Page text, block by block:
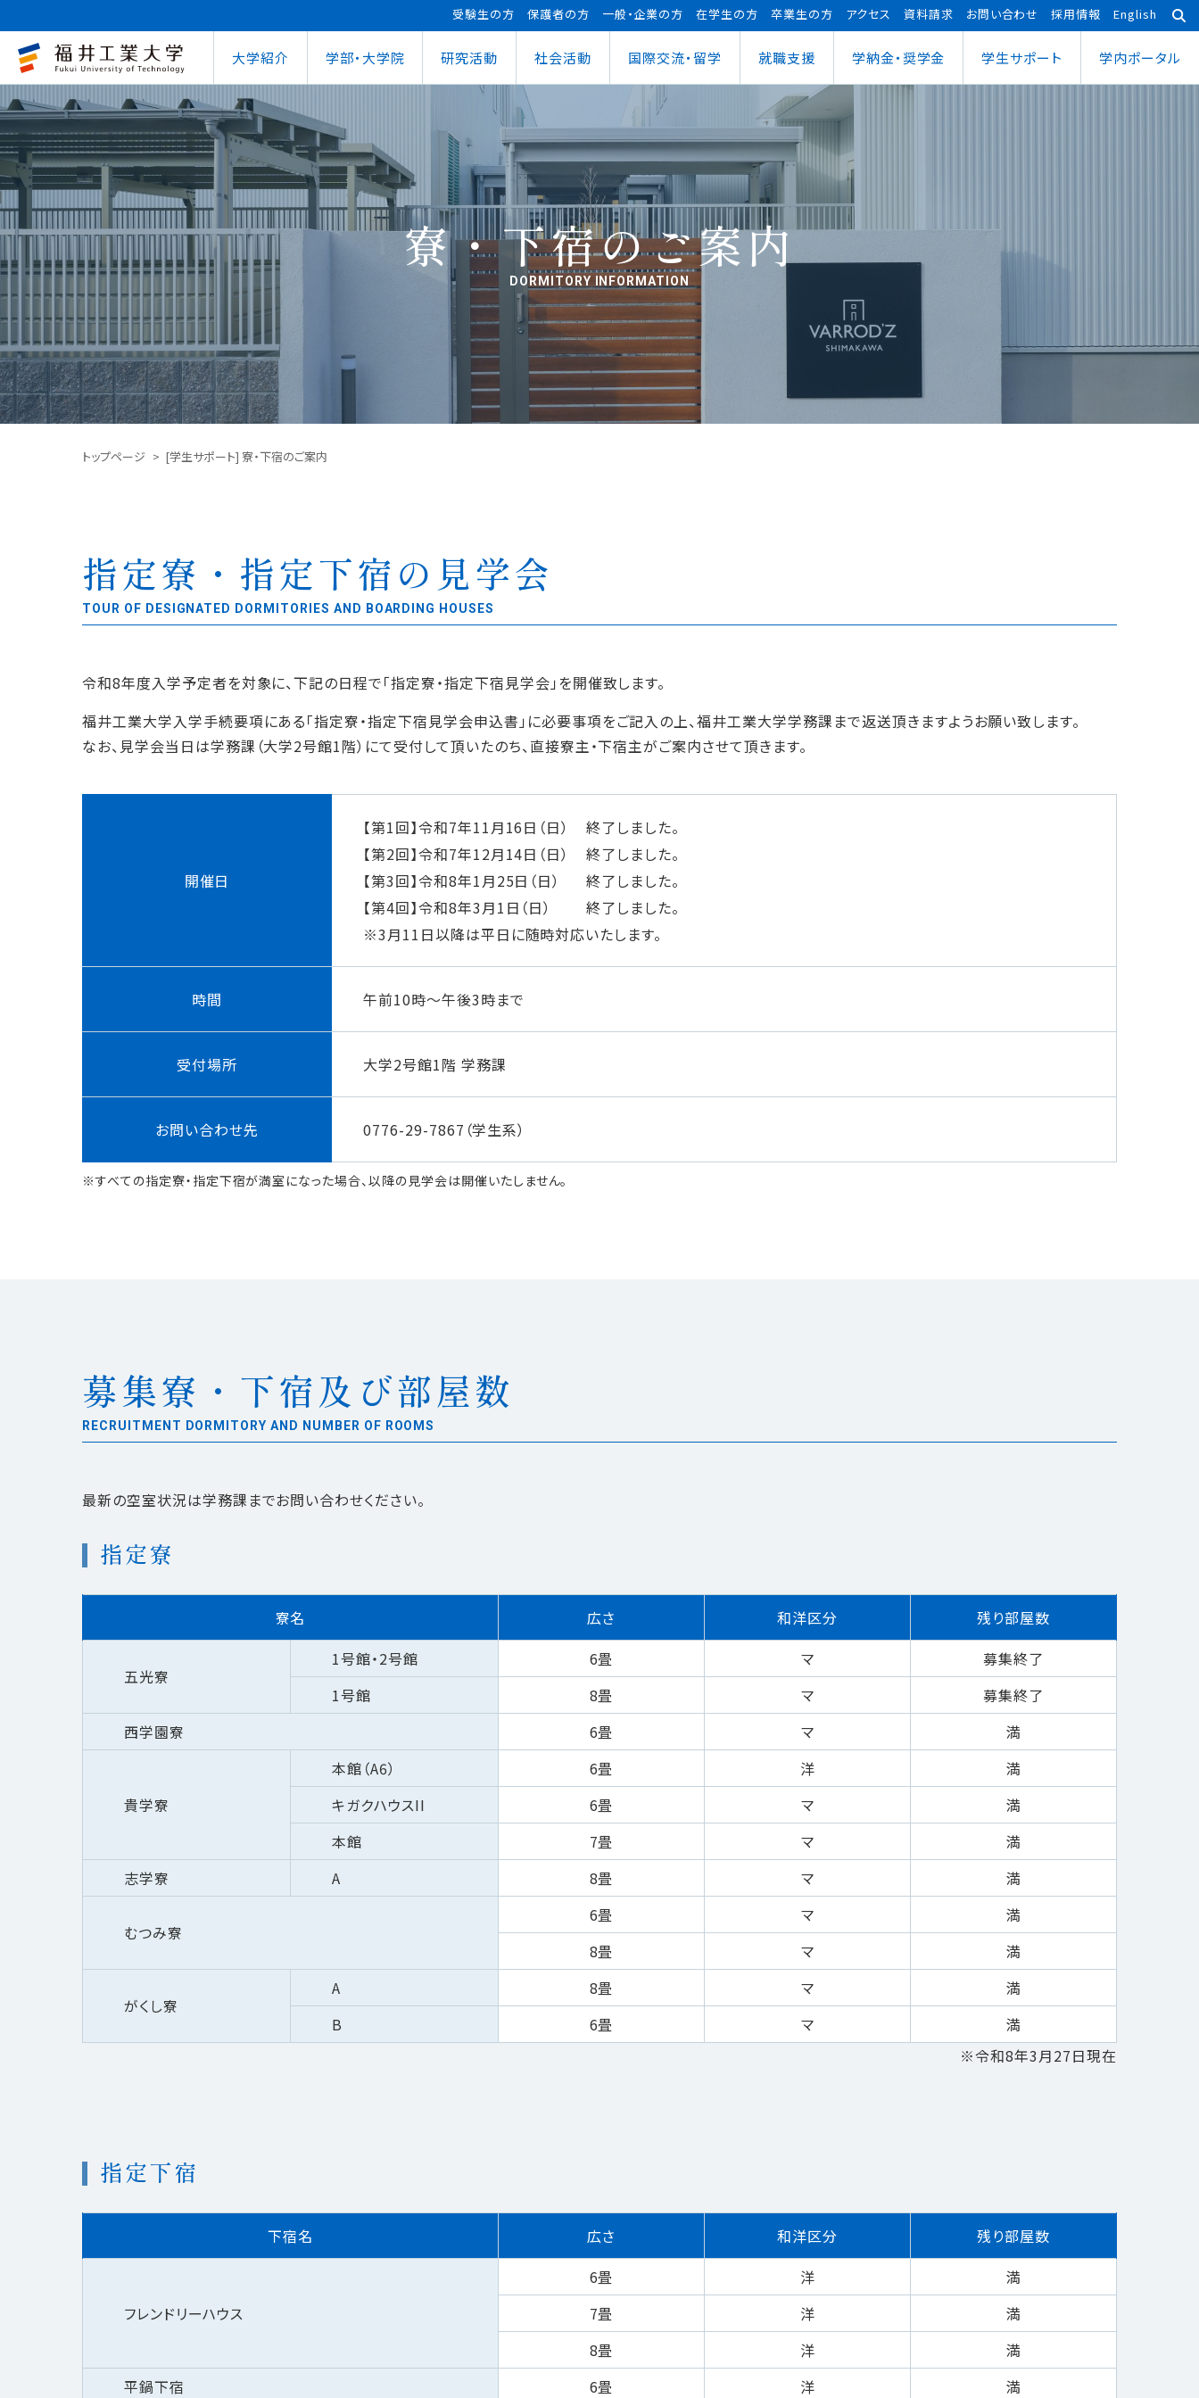
受験生の方 保護者の方 一般・企業の方 在学生の方 卒業生の方 アクセス 資料請求 お問い合わせ 採用情報 English
大学紹介
大学概要教育情報の公表
大学概要
教育情報の公表
学びの特色
教員紹介
第62回大学祭
式辞集
学部・大学院
工学部
電気電子情報工学科
機械工学科
建築土木工学科
環境学部
環境食品応用化学科
デザイン学科
経営情報学部
経営情報学科
スポーツ健康科学部
研究活動
地域連携研究推進センター 研究シーズ紹介
地域連携研究推進センター
教育研究業績情報
研究シーズ紹介
研究紀要
外国人研究者招へい・受入れ
研究情報
AI&IoTセンター
まちづくりデザインセンター
ウェルネス＆スポーツサイエンスセンター
未来ロボティクスセンター
あわら宇宙センター
社会活動
自治体との連携FUT公開講座
自治体との連携
FUT公開講座
出前講義・出前実験
未来塾 講演会
FUTブラス
スポーツ教室
その他活動
活動レポート
国際交流・留学
インターナショナルセンター OCPS
海外留学プログラム
国際交流
海外留学プログラム（OCPS）
文化交流
【重要】海外へ渡航するみなさんへ
就職支援
キャリアセンター 就職実績
キャリアセンター
就職⽀援プログラム
インターンシップ
就職実績
企業の方へ
求人・説明会のお申し込み
キャリアセンターとの面談
学納金・奨学金
学費等納⼊⾦在学⽣向け奨学⾦
学費等納⼊⾦
在学⽣向け奨学⾦
受験⽣向け奨学⾦
⽇本学⽣⽀援機構奨学⾦ 給付奨学⾦
⽇本学⽣⽀援機構奨学⾦ 貸与奨学⾦
教育ローン
授業料等の減免制度
学⽣サポート
寮・下宿のご案内 SSLプロジェクト
学⽣⽣活⽀援室
学習⽀援室
情報メディアセンター
SSLプロジェクト
障害学⽣⽀援
寮・下宿のご案内
クラブ活動支援センター
学内ポータル
学習管理システム（manaba） WEBシラバス
学習管理システム（manaba）
学生ポータルシステム（学外からの接続）
WEBシラバス
寮・下宿のご案内
DORMITORY INFORMATION
トップページ [学生サポート] 寮・下宿のご案内
指定寮・指定下宿の見学会
TOUR OF DESIGNATED DORMITORIES AND BOARDING HOUSES
令和8年度入学予定者を対象に、下記の日程で「指定寮・指定下宿見学会」を開催致します。
福井工業大学入学手続要項にある「指定寮・指定下宿見学会申込書」に必要事項をご記入の上、福井工業大学学務課まで返送頂きますようお願い致します。
なお、見学会当日は学務課（大学2号館1階）にて受付して頂いたのち、直接寮主・下宿主がご案内させて頂きます。
開催日
【第1回】令和7年11月16日（日）
終了しました。
【第2回】令和7年12月14日（日）
終了しました。
【第3回】令和8年1月25日（日）
終了しました。
【第4回】令和8年3月1日（日）
終了しました。
※3月11日以降は平日に随時対応いたします。
時間 午前10時～午後3時まで
受付場所 大学2号館1階 学務課
お問い合わせ先 0776-29-7867（学生系）
※すべての指定寮・指定下宿が満室になった場合、以降の見学会は開催いたしません。
募集寮・下宿及び部屋数
RECRUITMENT DORMITORY AND NUMBER OF ROOMS
最新の空室状況は学務課までお問い合わせください。
指定寮
寮名 広さ 和洋区分 残り部屋数
五光寮
1号館・2号館 6畳 マ
募集終了
1号館
8畳 マ
募集終了
西学園寮
6畳 マ 満
貴学寮
本館（A6） 6畳 洋
満
キガクハウスII
6畳 マ
満
本館
7畳 マ
満
志学寮
A 8畳 マ 満
むつみ寮
6畳 マ
満
8畳
マ 満
がくし寮
A 8畳 マ
満
B
6畳 マ
満
※令和8年3月27日現在
指定下宿
下宿名 広さ 和洋区分 残り部屋数
フレンドリーハウス
6畳 洋
満
7畳
洋
満
8畳
洋
満
平鍋下宿
6畳 洋 満